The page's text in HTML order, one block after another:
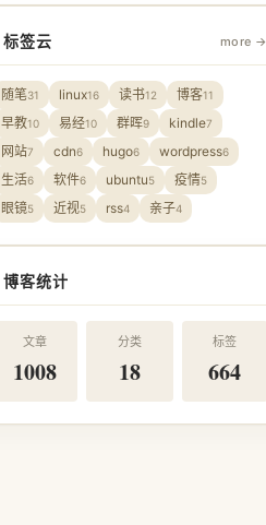
标签云 more →
随笔31 linux16 读书12 博客11
早教10 易经10 群晖9 kindle7
网站7 cdn6 hugo6 wordpress6
生活6 软件6 ubuntu5 疫情5
眼镜5 近视5 rss4 亲子4
博客统计
文章
1008
分类
18
标签
664